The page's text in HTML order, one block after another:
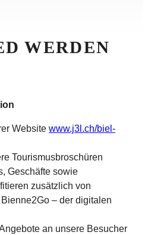
WERDEN
Website www.j3l.ch/biel-
Tourismusbroschüren
Geschäfte sowie
zusätzlich von
– der digitalen
an unsere Besucher